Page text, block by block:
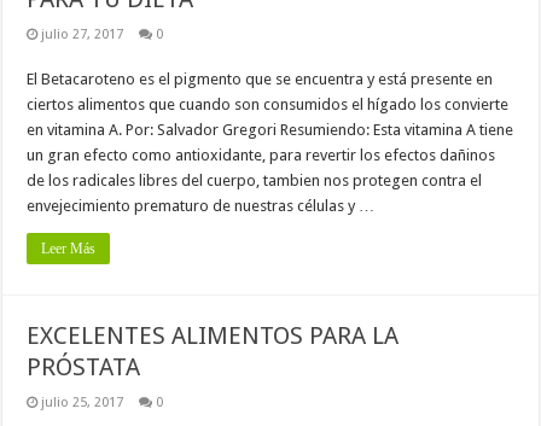
julio 27, 2017 0
El Betacaroteno es el pigmento que se encuentra y está presente en
ciertos alimentos que cuando son consumidos el hígado los convierte
en vitamina A. Por: Salvador Gregori Resumiendo: Esta vitamina A tiene
un gran efecto como antioxidante, para revertir los efectos dañinos
de los radicales libres del cuerpo, tambien nos protegen contra el
envejecimiento prematuro de nuestras células y …
Leer Más
EXCELENTES ALIMENTOS PARA LA
PRÓSTATA
julio 25, 2017 0